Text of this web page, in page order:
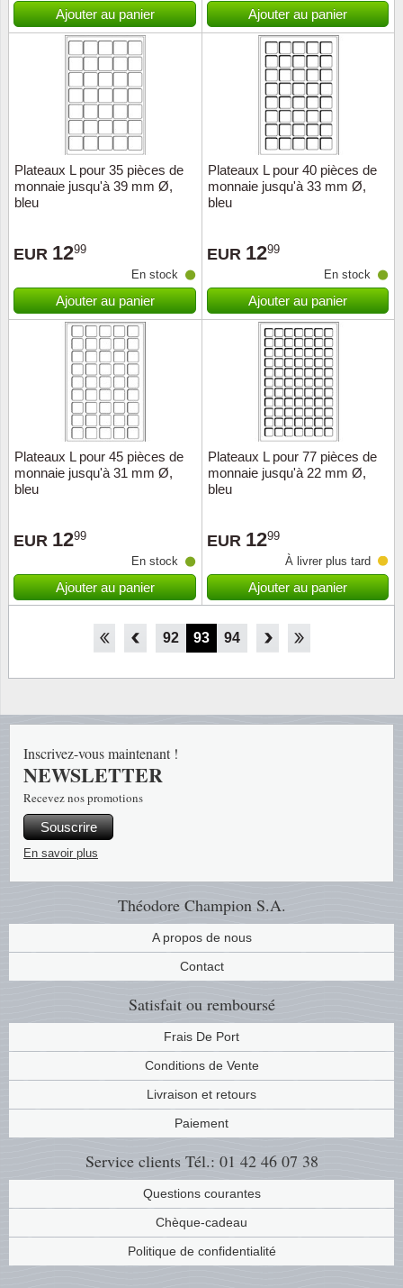
Ajouter au panier Ajouter au panier
Plateaux L pour 35 pièces de
monnaie jusqu'à 39 mm Ø,
bleu
EUR 1299
En stock
Ajouter au panier
Plateaux L pour 40 pièces de
monnaie jusqu'à 33 mm Ø,
bleu
EUR 1299
En stock
Ajouter au panier
Plateaux L pour 45 pièces de
monnaie jusqu'à 31 mm Ø,
bleu
EUR 1299
En stock
Ajouter au panier
Plateaux L pour 77 pièces de
monnaie jusqu'à 22 mm Ø,
bleu
EUR 1299
À livrer plus tard
Ajouter au panier
90 91 92 93 94 95 96
Théodore Champion S.A.
A propos de nous
Contact
Satisfait ou remboursé
Frais De Port
Conditions de Vente
Livraison et retours
Paiement
Service clients Tél.: 01 42 46 07 38
Questions courantes
Chèque-cadeau
Politique de confidentialité
Inscrivez-vous maintenant !
NEWSLETTER
Recevez nos promotions
Souscrire
En savoir plus